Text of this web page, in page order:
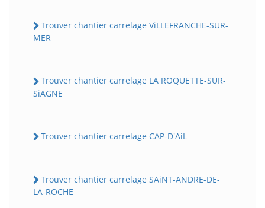
Trouver chantier carrelage ViLLEFRANCHE-SUR-
MER
Trouver chantier carrelage LA ROQUETTE-SUR-
SiAGNE
Trouver chantier carrelage CAP-D'AiL
Trouver chantier carrelage SAiNT-ANDRE-DE-
LA-ROCHE